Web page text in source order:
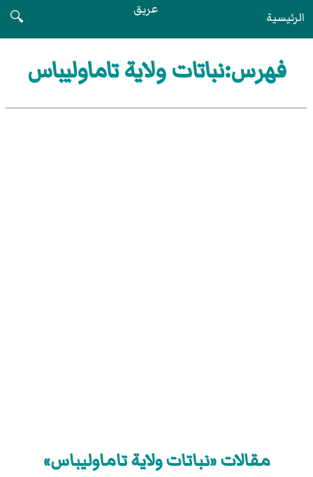
الرئيسية عريق
🔍
فهرس:نباتات ولاية تاماوليباس
مقالات «نباتات ولاية تاماوليباس»